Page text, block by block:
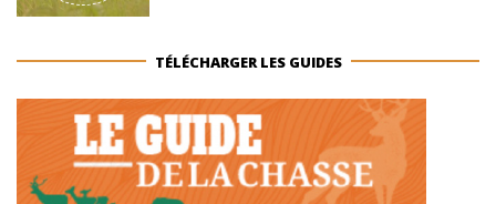
TÉLÉCHARGER LES GUIDES